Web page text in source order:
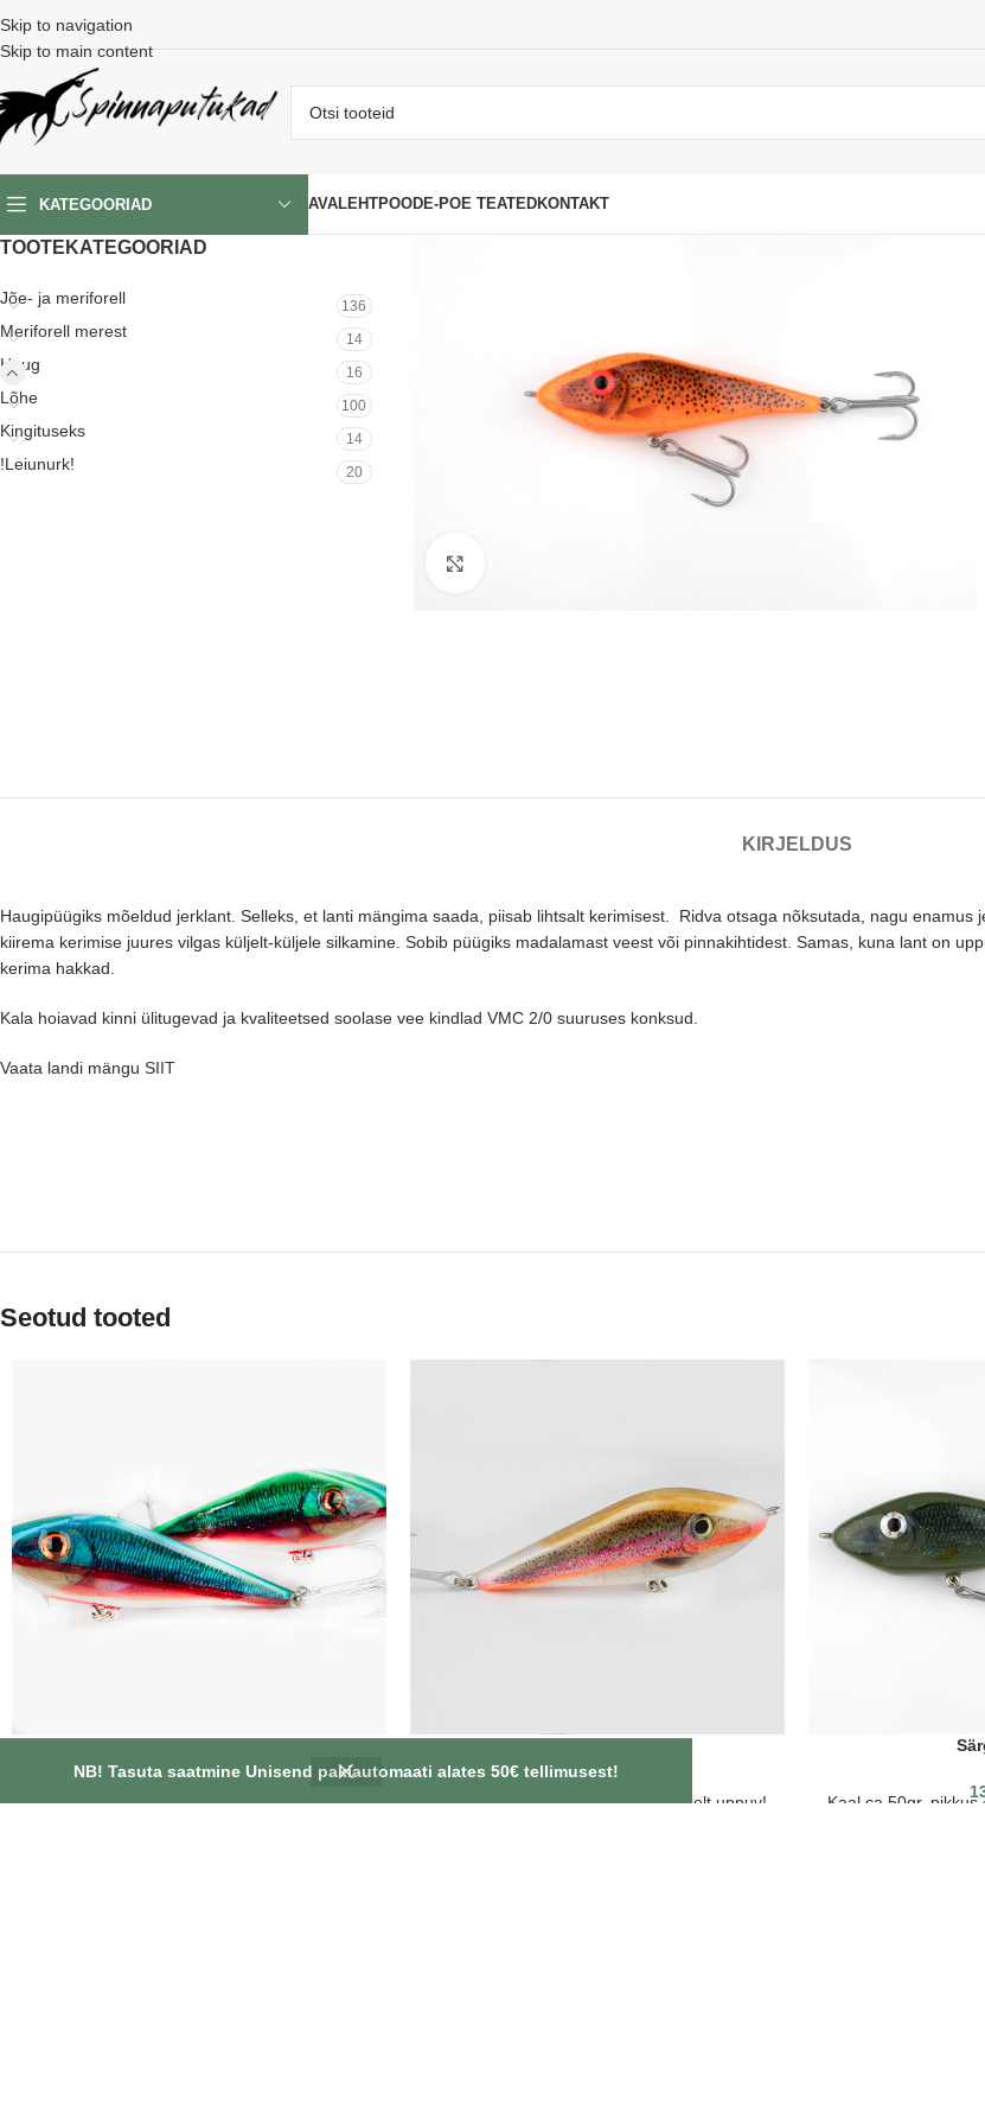
NB! Tasuta saatmine Unisend pakiautomaati alates 50€ tellimusest!
Skip to navigation
Skip to main content
KATEGOORIAD AVALEHTPOODE-POE TEATEDKONTAKT
TOOTEKATEGOORIAD
Jõe- ja meriforell 136
Meriforell merest 14
Haug 16
Lõhe 100
Kingituseks 14
!Leiunurk! 20
KIRJELDUS
Haugipüügiks mõeldud jerklant. Selleks, et lanti mängima saada, piisab lihtsalt kerimisest. Ridva otsaga nõksutada, nagu enamus
kiirema kerimise juures vilgas küljelt-küljele silkamine. Sobib püügiks madalamast veest või pinnakihtidest. Samas, kuna lant on
kerima hakkad.
Kala hoiavad kinni ülitugevad ja kvaliteetsed soolase vee kindlad VMC 2/0 suuruses konksud.
Vaata landi mängu SIIT
Seotud tooted
Kaal ca 50gr, pikkus ~11cm. Aeglaselt uppuv!
Kaal ca 50gr, pikkus ~11cm. Aeglaselt uppuv!
Kaal ca 50gr, pikkus